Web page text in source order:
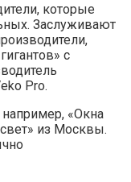
которые
Заслуживают
с
Pro.
«Окна
из Москвы.